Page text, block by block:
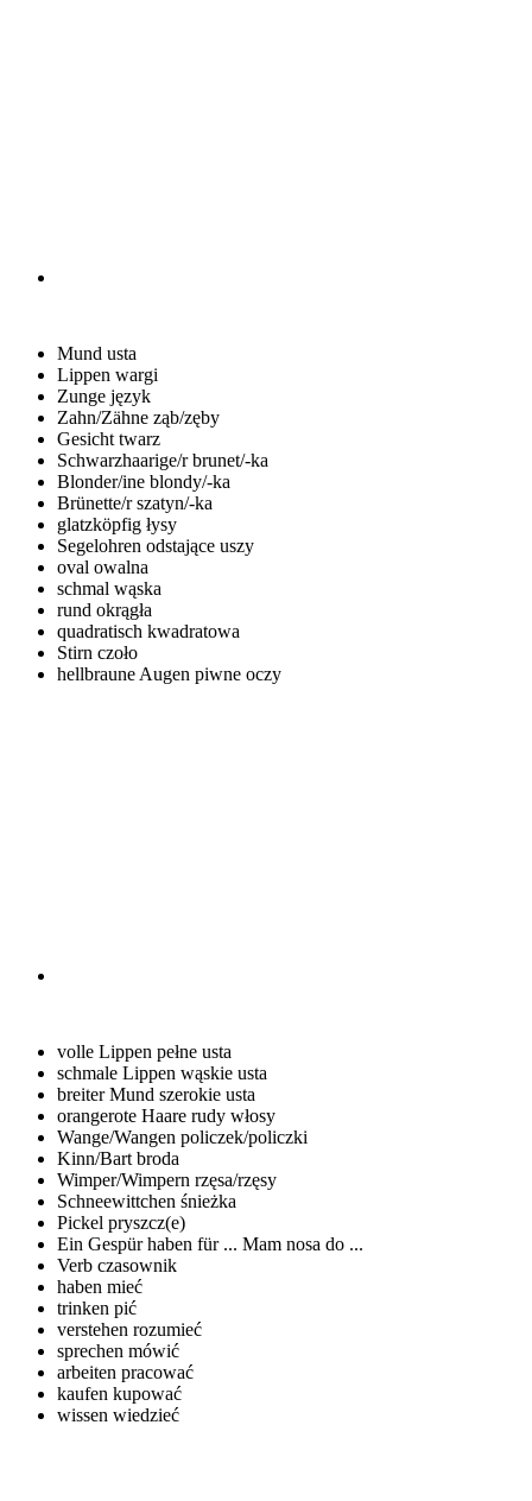
Mund usta
Lippen wargi
Zunge język
Zahn/Zähne ząb/zęby
Gesicht twarz
Schwarzhaarige/rbrunet/-ka
Blonder/ine blondy/-ka
Brünette/rszatyn/-ka
glatzköpfig łysy
Segelohren odstające uszy
oval owalna
schmal wąska
rund okrągła
quadratisch kwadratowa
Stirn czoło
hellbraune Augen piwne oczy
volle Lippen pełne usta
schmale Lippen wąskie usta
breiter Mund szerokie usta
orangerote Haare rudy włosy
Wange/Wangen policzek/policzki
Kinn/Bart broda
Wimper/Wimpern rzęsa/rzęsy
Schneewittchen śnieżka
Pickel pryszcz(e)
Ein Gespür haben für ... Mam nosa do ...
Verb czasownik
haben mieć
trinken pić
verstehen rozumieć
sprechen mówić
arbeiten pracować
kaufen kupować
wissen wiedzieć